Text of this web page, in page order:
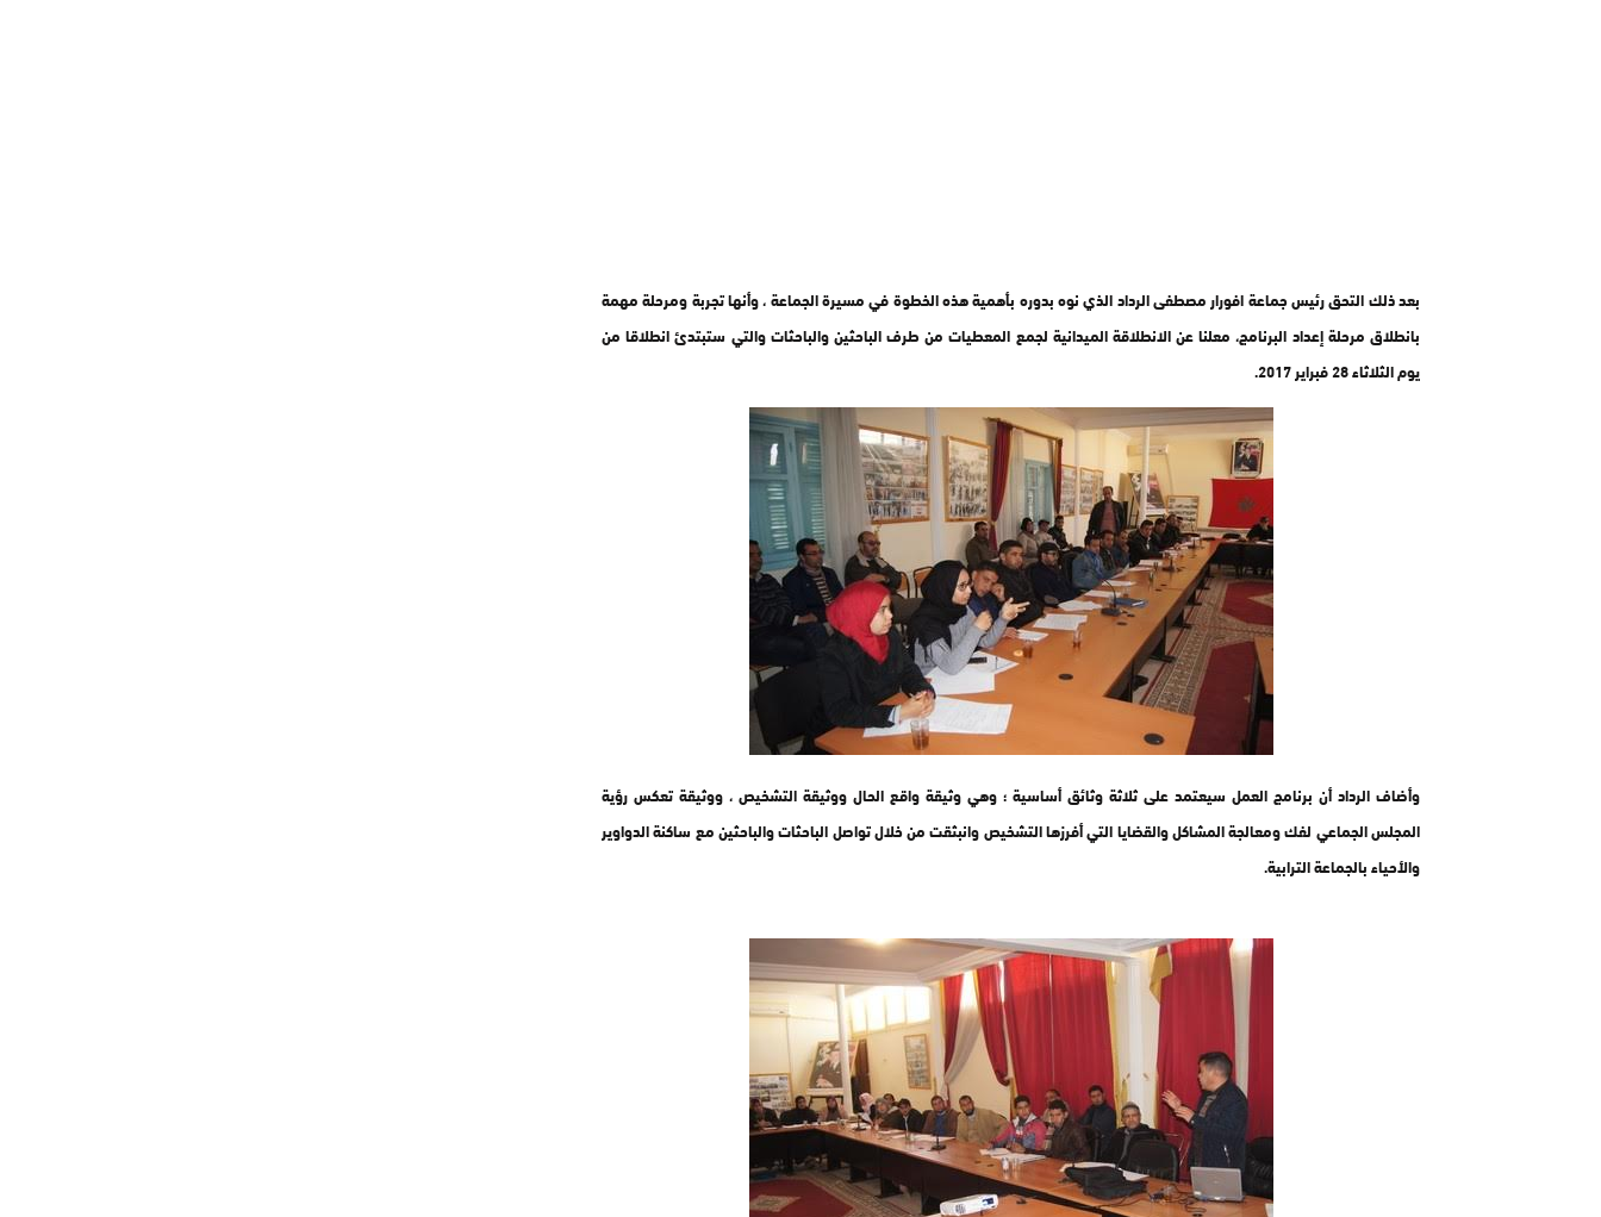
بعد ذلك التحق رئيس جماعة افورار مصطفى الرداد الذي نوه بدوره بأهمية هذه الخطوة في مسيرة الجماعة ، وأنها تجربة ومرحلة مهمة
بانطلاق مرحلة إعداد البرنامج، معلنا عن الانطلاقة الميدانية لجمع المعطيات من طرف الباحثين والباحثات والتي ستبتدئ انطلاقا من
يوم الثلاثاء 28 فبراير 2017.
وأضاف الرداد أن برنامج العمل سيعتمد على ثلاثة وثائق أساسية ؛ وهي وثيقة واقع الحال ووثيقة التشخيص ، ووثيقة تعكس رؤية
المجلس الجماعي لفك ومعالجة المشاكل والقضايا التي أفرزها التشخيص وانبثقت من خلال تواصل الباحثات والباحثين مع ساكنة الدواوير
والأحياء بالجماعة الترابية.